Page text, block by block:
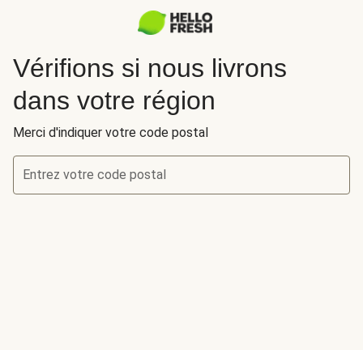
Vérifions si nous livrons
dans votre région
Merci d'indiquer votre code postal
Entrez votre code postal